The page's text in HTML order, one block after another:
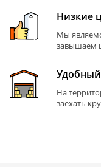
Низкие
Мы
завышаем
На
заехать